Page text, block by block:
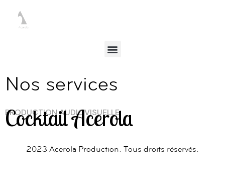
Nos services
PRODUCTION AUDIOVISUELLE
Cocktail Acerola
2023 Acerola Production. Tous droits réservés.